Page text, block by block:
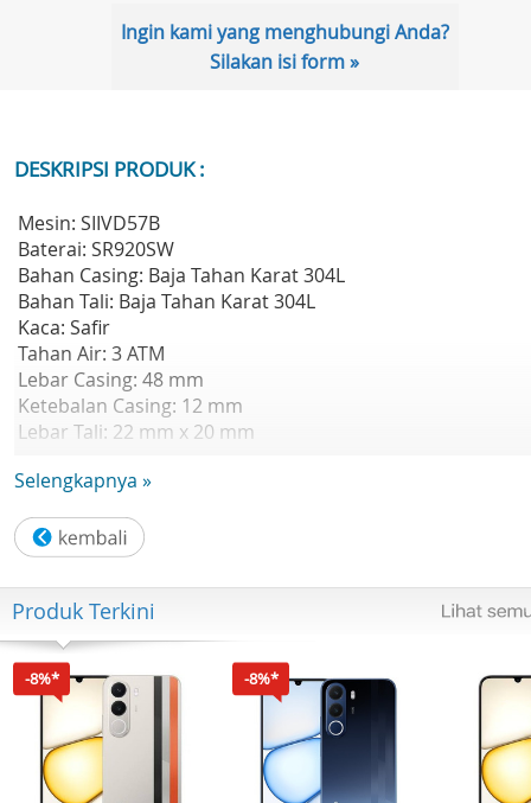
Ingin kami yang menghubungi Anda?
Silakan isi form »
DESKRIPSI PRODUK :
Mesin: SIIVD57B
Baterai: SR920SW
Bahan Casing: Baja Tahan Karat 304L
Bahan Tali: Baja Tahan Karat 304L
Kaca: Safir
Tahan Air: 3 ATM
Lebar Casing: 48 mm
Ketebalan Casing: 12 mm
Lebar Tali: 22 mm x 20 mm
Garansi: 2 Tahun
Include Box, Jam Tangan, Kartu Garansi, Manual
Selengkapnya »
Produk Terkini
-8%* -8%*